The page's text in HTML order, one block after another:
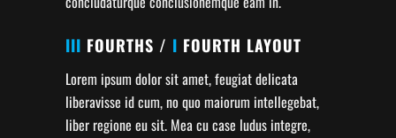
III FOURTHS / I FOURTH LAYOUT
Lorem ipsum dolor sit amet, feugiat delicata
liberavisse id cum, no quo maiorum intellegebat,
liber regione eu sit. Mea cu case ludus integre,